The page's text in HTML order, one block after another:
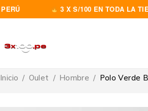
3 X S/100 EN TODA LA
Inicio / Oulet / Hombre / Polo Verde